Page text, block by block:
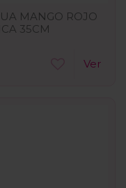
MANGO ROJO
35CM
Ver